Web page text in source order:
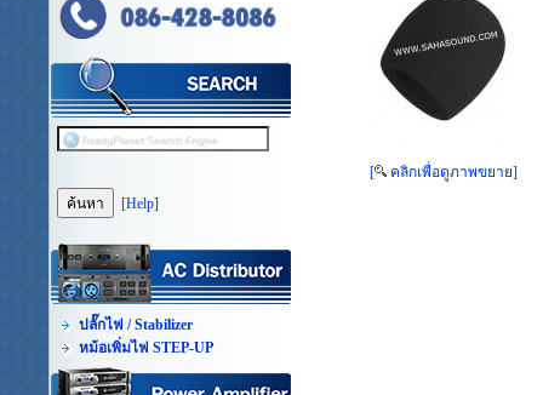
[Help]
ปลั๊กไฟ / Stabilizer
หม้อเพิ่มไฟ STEP-UP
[ คลิกเพื่อดูภาพขยาย]